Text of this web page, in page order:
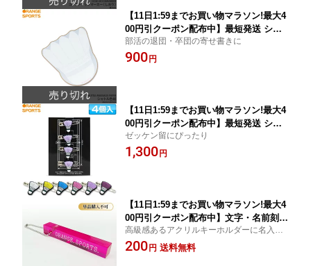
【11日1:59までお買い物マラソン!最大4
00円引クーポン配布中】最短発送 シャ
トル色紙 バドミントン バドミントング
ッズ 卒団 卒業 寄せ書き 記念品 プレゼ
部活の退団・卒団の寄せ書きに
900円
【11日1:59までお買い物マラソン!最大4
00円引クーポン配布中】最短発送 シャ
トル安全ピン(4個入) バドミントン ゼッ
ケン バドミントングッズ
ゼッケン留にぴったり
1,300円
【11日1:59までお買い物マラソン!最大4
00円引クーポン配布中】文字・名前刻印
オプション 当店のヨネックス YONEX
アクリルキーホルダー AC504と同時購
高級感あるアクリルキーホルダーに名入れ
加工できる
200円 送料無料